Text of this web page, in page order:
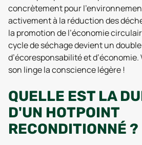
concrètement pour
activement à la réduction des
la promotion de l’économie
cycle de séchage devient un
d’écoresponsabilité et
son linge la conscience légère !
QUELLE EST LA
D'UN HOTPOINT
RECONDITIONNÉ ?